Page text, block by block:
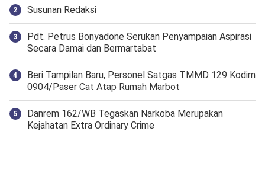
Susunan Redaksi
Pdt. Petrus Bonyadone Serukan Penyampaian Aspirasi
Secara Damai dan Bermartabat
Beri Tampilan Baru, Personel Satgas TMMD 129 Kodim
0904/Paser Cat Atap Rumah Marbot
Danrem 162/WB Tegaskan Narkoba Merupakan
Kejahatan Extra Ordinary Crime